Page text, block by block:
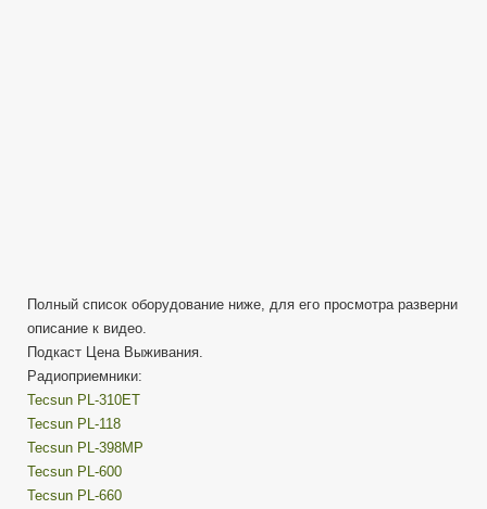
Полный список оборудование ниже, для его просмотра разверни
описание к видео.
Подкаст Цена Выживания.
Радиоприемники:
Tecsun PL-310ET
Tecsun PL-118
Tecsun PL-398MP
Tecsun PL-600
Tecsun PL-660